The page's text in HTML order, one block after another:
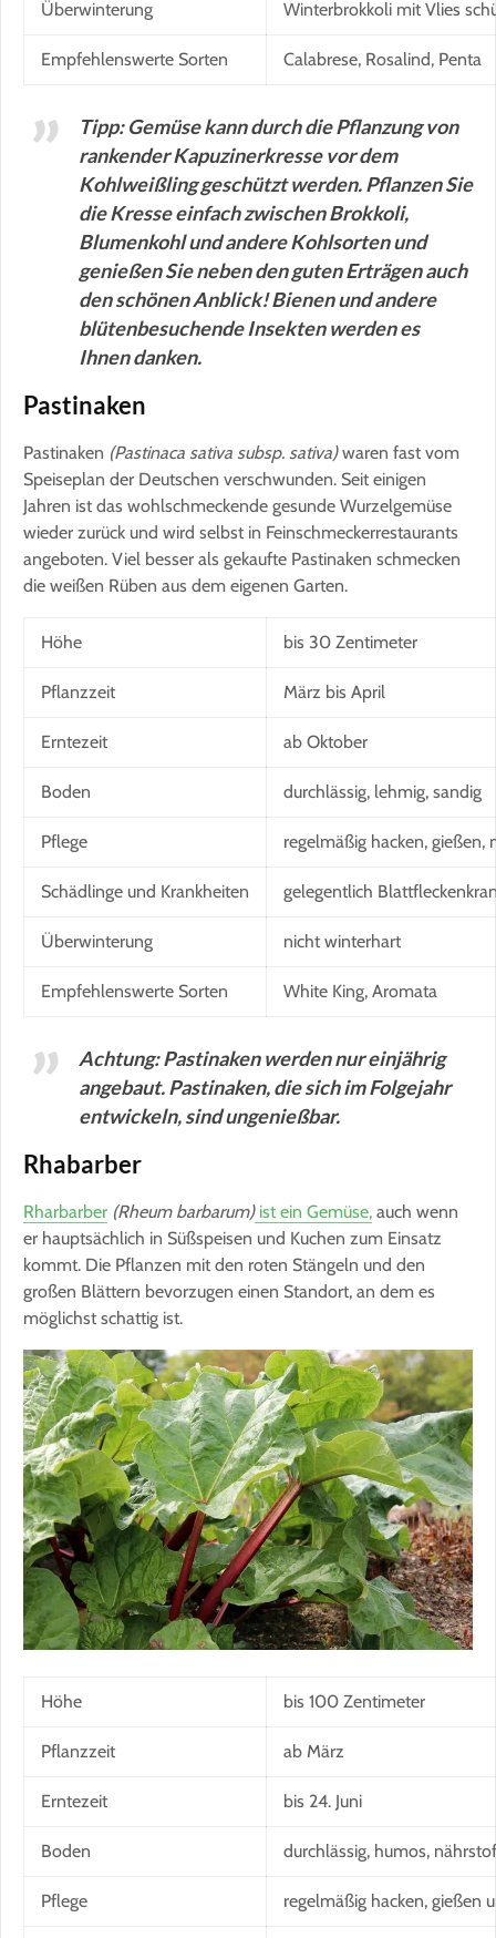
Überwinterung Winterbrokkoli mit Vlies
Empfehlenswerte Sorten Calabrese, Rosalind, Penta
Tipp: Gemüse kann durch die Pflanzung von
rankender Kapuzinerkresse vor dem
Kohlweißling geschützt werden. Pflanzen Sie
die Kresse einfach zwischen Brokkoli,
Blumenkohl und andere Kohlsorten und
genießen Sie neben den guten Erträgen auch
den schönen Anblick! Bienen und andere
blütenbesuchende Insekten werden es
Ihnen danken.
Pastinaken
Pastinaken (Pastinaca sativa subsp. sativa)waren fast vom
Speiseplan der Deutschen verschwunden. Seit einigen
Jahren ist das wohlschmeckende gesunde Wurzelgemüse
wieder zurück und wird selbst in Feinschmeckerrestaurants
angeboten. Viel besser als gekaufte Pastinaken schmecken
die weißen Rüben aus dem eigenen Garten.
Höhe bis 30 Zentimeter
Pflanzzeit März bis April
Erntezeit ab Oktober
Boden durchlässig, lehmig, sandig
Pflege regelmäßig hacken,
Schädlinge und Krankheiten gelegentlich
Überwinterung nicht winterhart
Empfehlenswerte Sorten White King, Aromata
Achtung: Pastinaken werden nur einjährig
angebaut. Pastinaken, die sich im Folgejahr
entwickeln, sind ungenießbar.
Rhabarber
Rharbarber (Rheum barbarum)ist ein Gemüse, auch wenn
er hauptsächlich in Süßspeisen und Kuchen zum Einsatz
kommt. Die Pflanzen mit den roten Stängeln und den
großen Blättern bevorzugen einen Standort, an dem es
möglichst schattig ist.
Höhe bis 100 Zentimeter
Pflanzzeit ab März
Erntezeit bis 24. Juni
Boden durchlässig, humos,
Pflege regelmäßig hacken, gießen